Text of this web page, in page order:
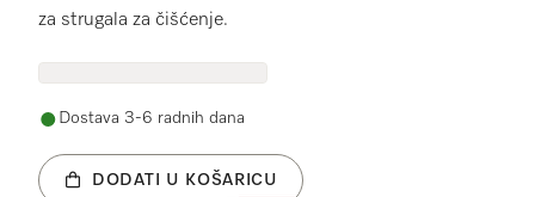
za strugala za čišćenje.
Dostava 3-6 radnih dana
DODATI U KOŠARICU